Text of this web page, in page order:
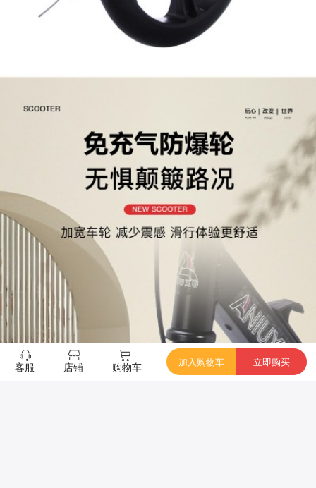
客服 店铺 购物车 加入购物车 立即购买